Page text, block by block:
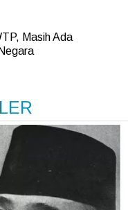
Masih Ada